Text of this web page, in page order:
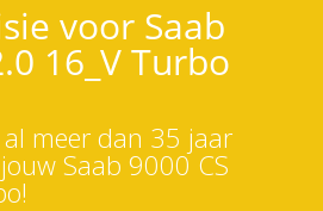
voor Saab
16_V Turbo
meer dan 35 jaar
Saab 9000 CS